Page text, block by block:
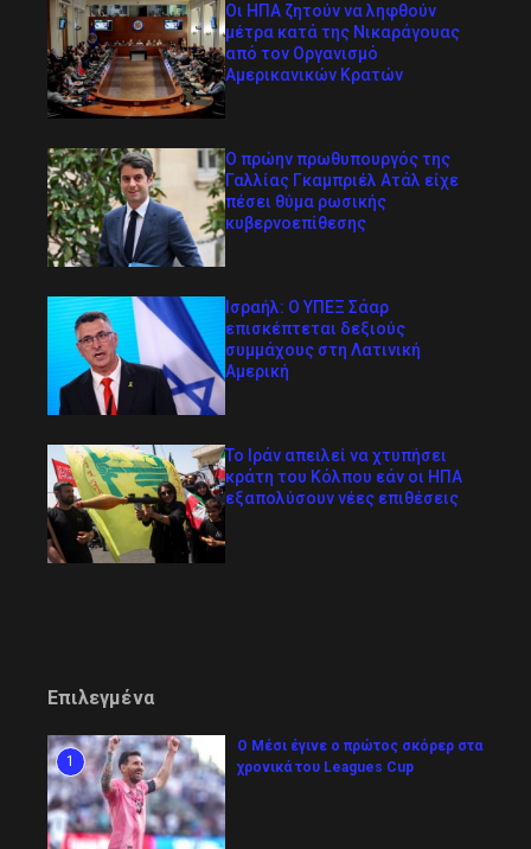
Οι ΗΠΑ ζητούν να ληφθούν
μέτρα κατά της Νικαράγουας
από τον Οργανισμό
Αμερικανικών Κρατών
Ο πρώην πρωθυπουργός της
Γαλλίας Γκαμπριέλ Ατάλ είχε
πέσει θύμα ρωσικής
κυβερνοεπίθεσης
Ισραήλ: Ο ΥΠΕΞ Σάαρ
επισκέπτεται δεξιούς
συμμάχους στη Λατινική
Αμερική
Το Ιράν απειλεί να χτυπήσει
κράτη του Κόλπου εάν οι ΗΠΑ
εξαπολύσουν νέες επιθέσεις
Επιλεγμένα
1
Ο Μέσι έγινε ο πρώτος σκόρερ στα
χρονικά του Leagues Cup